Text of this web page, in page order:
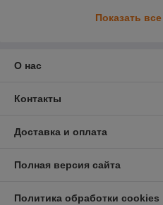
Показать
О нас
Контакты
Доставка и оплата
Полная версия сайта
Политика обработки cookies